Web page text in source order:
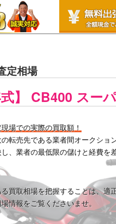
定相場
式】 CB400 スー
場での実際の買取額！
転売先である業者間オークショ
、業者の最低限の儲けと経費を
買取相場を把握することは、適
情報をご覧くださいませ。